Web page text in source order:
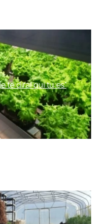
te dirai qui tu es"